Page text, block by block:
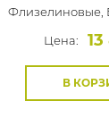
Флизелиновые,
Цена:
В